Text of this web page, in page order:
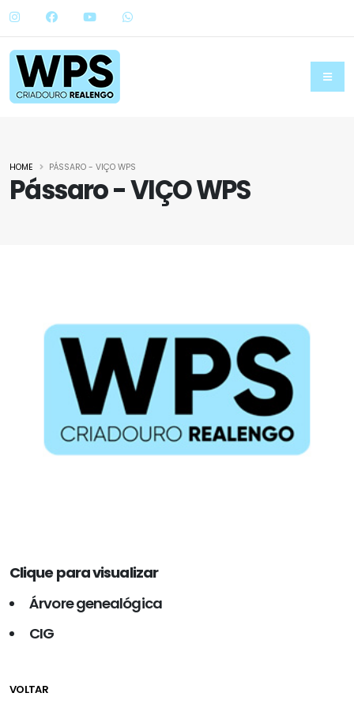
Pássaro - VIÇO WPS
HOME PÁSSARO - VIÇO WPS
Clique para visualizar
Árvore genealógica
CIG
VOLTAR